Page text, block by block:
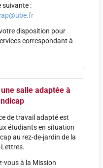
suivante :
disposition pour
correspondant à
salle adaptée à
de travail adapté est
étudiants en situation
au rez-de-jardin de la
Lettres.
vous à la Mission